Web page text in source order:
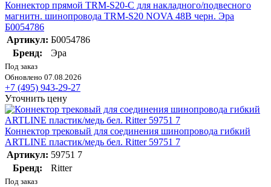
Коннектор прямой TRM-S20-C для накладного/подвесного
магнитн. шинопровода TRM-S20 NOVA 48В черн. Эра
Б0054786
Артикул: Б0054786
Бренд:
Эра
Под заказ
Обновлено 07.08.2026
+7 (495) 943-29-27
Уточнить цену
Коннектор трековый для соединения шинопровода гибкий
ARTLINE пластик/медь бел. Ritter 59751 7
Артикул: 59751 7
Бренд:
Ritter
Под заказ